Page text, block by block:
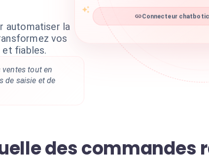
automatiser la
vos
et fiables.
ventes tout en
de saisie et de
Connecteur chatbotic
des commandes